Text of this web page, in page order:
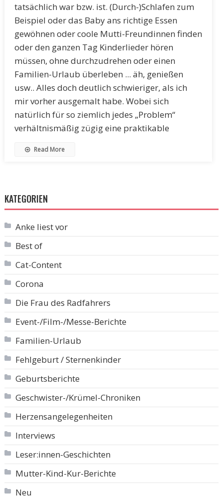
tatsächlich war bzw. ist. (Durch-)Schlafen zum
Beispiel oder das Baby ans richtige Essen
gewöhnen oder coole Mutti-Freundinnen finden
oder den ganzen Tag Kinderlieder hören
müssen, ohne durchzudrehen oder einen
Familien-Urlaub überleben ... äh, genießen
usw.. Alles doch deutlich schwieriger, als ich
mir vorher ausgemalt habe. Wobei sich
natürlich für so ziemlich jedes „Problem“
verhältnismäßig zügig eine praktikable
Read More
KATEGORIEN
Anke liest vor
Best of
Cat-Content
Corona
Die Frau des Radfahrers
Event-/Film-/Messe-Berichte
Familien-Urlaub
Fehlgeburt / Sternenkinder
Geburtsberichte
Geschwister-/Krümel-Chroniken
Herzensangelegenheiten
Interviews
Leser:innen-Geschichten
Mutter-Kind-Kur-Berichte
Neu